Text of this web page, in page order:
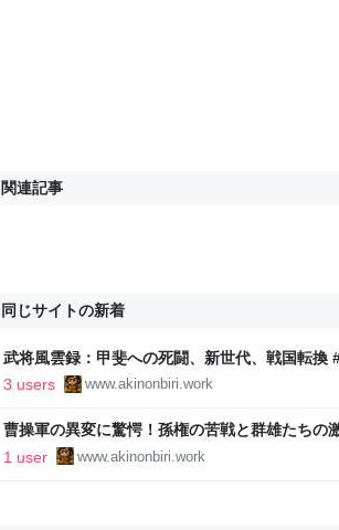
関連記事
同じサイトの新着
武将風雲録：甲斐への死闘、新世代、戦国転換
ゲームブログ
3 users www.akinonbiri.work
曹操軍の異変に驚愕！孫権の苦戦と群雄たちの
のんびりゲームブログ
1 user www.akinonbiri.work